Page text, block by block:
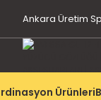
Ankara Üretim
Ürünleri